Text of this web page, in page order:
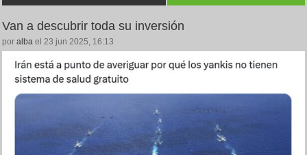
Van a descubrir toda su inversión
por alba el 23 jun 2025, 16:13